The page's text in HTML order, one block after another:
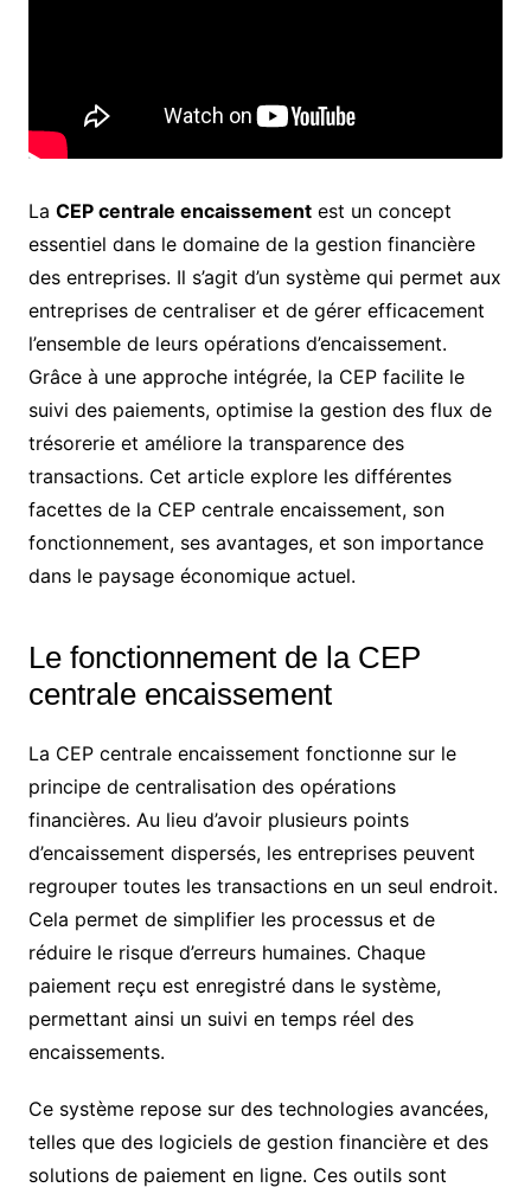
La CEP centrale encaissementest un concept
essentiel dans le domaine de la gestion financière
des entreprises. Il s’agit d’un système qui permet aux
entreprises de centraliser et de gérer efficacement
l’ensemble de leurs opérations d’encaissement.
Grâce à une approche intégrée, la CEP facilite le
suivi des paiements, optimise la gestion des flux de
trésorerie et améliore la transparence des
transactions. Cet article explore les différentes
facettes de la CEP centrale encaissement, son
fonctionnement, ses avantages, et son importance
dans le paysage économique actuel.
Le fonctionnement de la CEP
centrale encaissement
La CEP centrale encaissement fonctionne sur le
principe de centralisation des opérations
financières. Au lieu d’avoir plusieurs points
d’encaissement dispersés, les entreprises peuvent
regrouper toutes les transactions en un seul endroit.
Cela permet de simplifier les processus et de
réduire le risque d’erreurs humaines. Chaque
paiement reçu est enregistré dans le système,
permettant ainsi un suivi en temps réel des
encaissements.
Ce système repose sur des technologies avancées,
telles que des logiciels de gestion financière et des
solutions de paiement en ligne. Ces outils sont